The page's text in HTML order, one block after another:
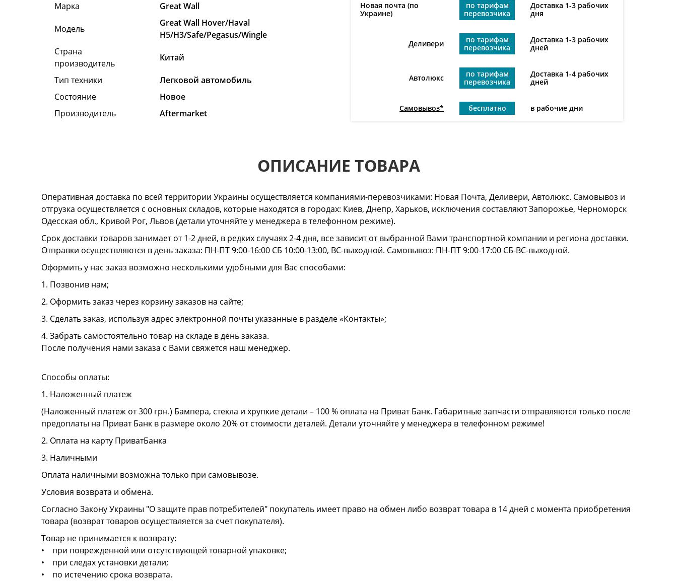
Марка Great Wall
Модель
Great Wall Hover/Haval
H5/H3/Safe/Pegasus/Wingle
Страна
производитель
Китай
Тип техники
Легковой автомобиль
Состояние
Hовое
Производитель
Aftermarket
Новая почта (по
Украине)
по тарифам
перевозчика
Доставка 1-3 рабочих
дня
Деливери
по тарифам
перевозчика
Доставка 1-3 рабочих
дней
Автолюкс
по тарифам
перевозчика
Доставка 1-4 рабочих
дней
Самовывоз* бесплатно в рабочие дни
ОПИСАНИЕ ТОВАРА
Оперативная доставка по всей территории Украины осуществляется компаниями-перевозчиками: Новая Почта, Деливери, Автолюкс. Самовывоз и
отгрузка осуществляется с основных складов, которые находятся в городах: Киев, Днепр, Харьков, исключения составляют Запорожье, Черноморск
Одесская обл., Кривой Рог, Львов (детали уточняйте у менеджера в телефонном режиме).
Срок доставки товаров занимает от 1-2 дней, в редких случаях 2-4 дня, все зависит от выбранной Вами транспортной компании и региона доставки.
Отправки осуществляются в день заказа: ПН-ПТ 9:00-16:00 СБ 10:00-13:00, ВС-выходной. Самовывоз: ПН-ПТ 9:00-17:00 СБ-ВС-выходной.
Оформить у нас заказ возможно несколькими удобными для Вас способами:
1. Позвонив нам;
2. Оформить заказ через корзину заказов на сайте;
3. Сделать заказ, используя адрес электронной почты указанные в разделе «Контакты»;
4. Забрать самостоятельно товар на складе в день заказа.
После получения нами заказа с Вами свяжется наш менеджер.
Способы оплаты:
1. Наложенный платеж
(Наложенный платеж от 300 грн.) Бампера, стекла и хрупкие детали – 100 % оплата на Приват Банк. Габаритные запчасти отправляются только после
предоплаты на Приват Банк в размере около 20% от стоимости деталей. Детали уточняйте у менеджера в телефонном режиме!
2. Оплата на карту ПриватБанка
3. Наличными
Оплата наличными возможна только при самовывозе.
Условия возврата и обмена.
Согласно Закону Украины "О защите прав потребителей" покупатель имеет право на обмен либо возврат товара в 14 дней с момента приобретения
товара (возврат товаров осуществляется за счет покупателя).
Товар не принимается к возврату:
• при поврежденной или отсутствующей товарной упаковке;
• при следах установки детали;
• по истечению срока возврата.